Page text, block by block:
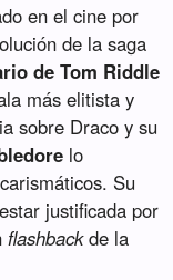
en el cine por
de la saga
de Tom Riddle
más elitista y
sobre Draco y su
lo
Su
justificada por
flashbackde la